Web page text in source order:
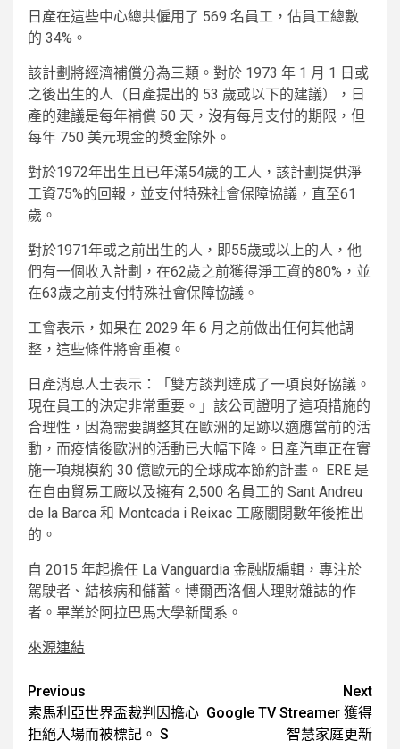
日產在這些中心總共僱用了 569 名員工，佔員工總數
的 34%。
該計劃將經濟補償分為三類。對於 1973 年 1 月 1 日或
之後出生的人（日產提出的 53 歲或以下的建議），日
產的建議是每年補償 50 天，沒有每月支付的期限，但
每年 750 美元現金的獎金除外。
對於1972年出生且已年滿54歲的工人，該計劃提供淨
工資75%的回報，並支付特殊社會保障協議，直至61
歲。
對於1971年或之前出生的人，即55歲或以上的人，他
們有一個收入計劃，在62歲之前獲得淨工資的80%，並
在63歲之前支付特殊社會保障協議。
工會表示，如果在 2029 年 6 月之前做出任何其他調
整，這些條件將會重複。
日產消息人士表示：「雙方談判達成了一項良好協議。
現在員工的決定非常重要。」該公司證明了這項措施的
合理性，因為需要調整其在歐洲的足跡以適應當前的活
動，而疫情後歐洲的活動已大幅下降。日產汽車正在實
施一項規模約 30 億歐元的全球成本節約計畫。 ERE 是
在自由貿易工廠以及擁有 2,500 名員工的 Sant Andreu
de la Barca 和 Montcada i Reixac 工廠關閉數年後推出
的。
自 2015 年起擔任 La Vanguardia 金融版編輯，專注於
駕駛者、結核病和儲蓄。博爾西洛個人理財雜誌的作
者。畢業於阿拉巴馬大學新聞系。
來源連結
Post
navigation
Previous
索馬利亞世界盃裁判因擔心
拒絕入場而被標記。 S
Next
Google TV Streamer 獲得
智慧家庭更新